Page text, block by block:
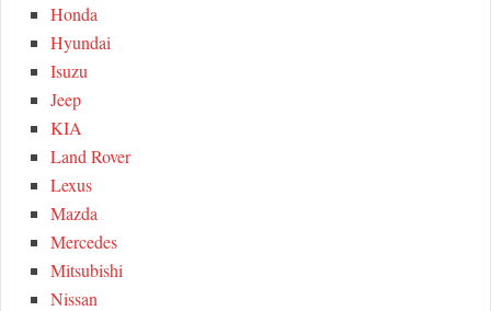
Honda
Hyundai
Isuzu
Jeep
KIA
Land Rover
Lexus
Mazda
Mercedes
Mitsubishi
Nissan